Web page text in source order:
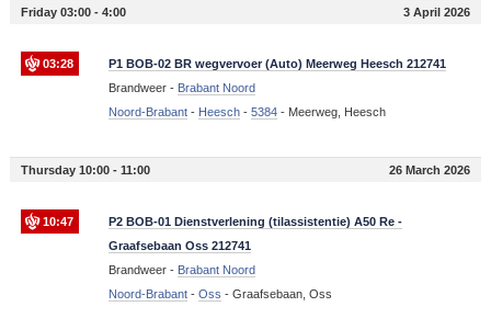
Friday 03:00 - 4:00 3 April 2026
03:28
P1 BOB-02 BR wegvervoer (Auto) Meerweg Heesch 212741
Brandweer - Brabant Noord
Noord-Brabant- Heesch- 5384- Meerweg, Heesch
Thursday 10:00 - 11:00 26 March 2026
10:47
P2 BOB-01 Dienstverlening (tilassistentie) A50 Re -
Graafsebaan Oss 212741
Brandweer - Brabant Noord
Noord-Brabant- Oss - Graafsebaan, Oss